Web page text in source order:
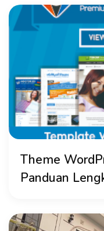
Theme
Panduan